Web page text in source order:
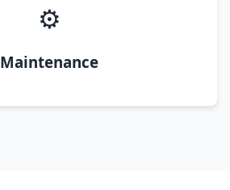
⚙️
Maintenance